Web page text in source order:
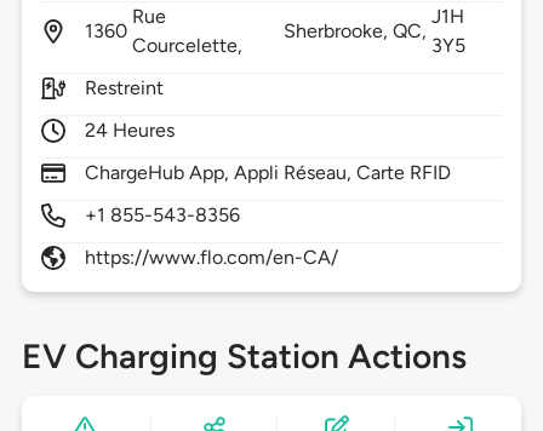
1360
Rue
Courcelette,
Sherbrooke,QC,
J1H
3Y5
Restreint
24 Heures
ChargeHub App, Appli Réseau, Carte RFID
+1 855-543-8356
https://www.flo.com/en-CA/
EV Charging Station Actions